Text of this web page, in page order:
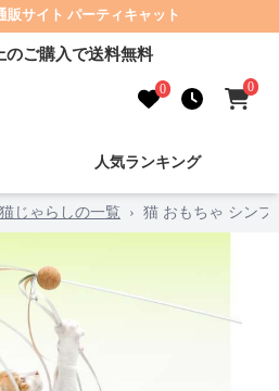
販サイト パーティキャット
のご購入で送料無料
0 0
人気ランキング
猫じゃらしの一覧 › 猫 おもちゃ シンプ